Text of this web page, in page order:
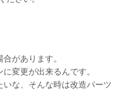
があります。
変更が出来るんです。
な、そんな時は改造パーツ